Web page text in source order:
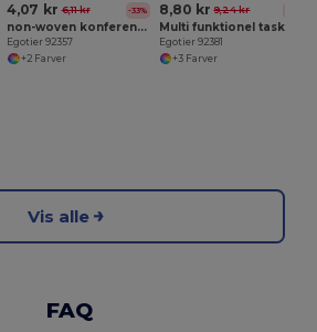
4,07 kr 6,11 kr -33%
non-woven konferencemappe (80 g/m²)
Egotier 92357
+2 Farver
8,80 kr 9,24 kr
Multi funktionel taske i genvundet filt (100% rPET)
Egotier 92381
+3 Farver
Vis alle
FAQ